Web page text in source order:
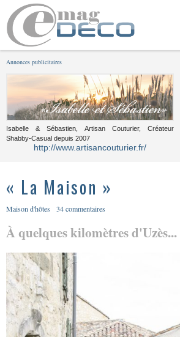
Annonces publicitaires
Isabelle & Sébastien, Artisan Couturier, Créateur
Shabby-Casual depuis 2007
http://www.artisancouturier.fr/
« La Maison »
Maison d'hôtes 34 commentaires
À quelques kilomètres d'Uzès...